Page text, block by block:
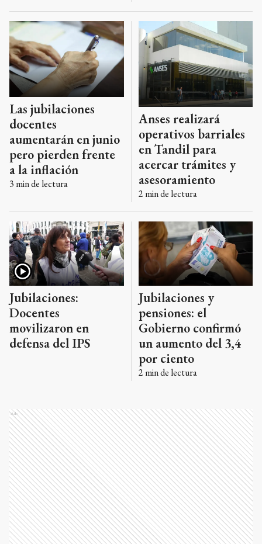
Las jubilaciones
docentes
aumentarán en junio
pero pierden frente
a la inflación
3 min de lectura
Anses realizará
operativos barriales
en Tandil para
acercar trámites y
asesoramiento
2 min de lectura
Jubilaciones:
Docentes
movilizaron en
defensa del IPS
Jubilaciones y
pensiones: el
Gobierno confirmó
un aumento del 3,4
por ciento
2 min de lectura
Ads